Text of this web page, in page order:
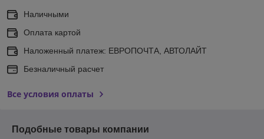
Наличными
Оплата картой
Наложенный платеж: ЕВРОПОЧТА, АВТОЛАЙТ
Безналичный расчет
Все условия оплаты
Подобные товары компании